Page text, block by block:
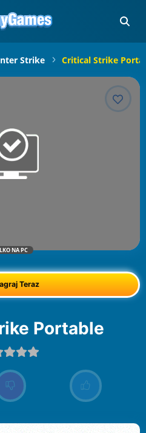
Strike Critical Strike
NA PC
Teraz
Portable